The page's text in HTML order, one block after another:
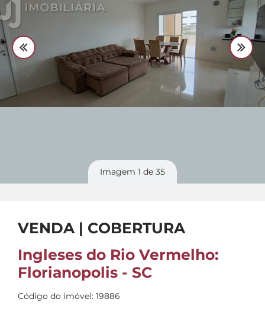
Fale Conosco 48 3364-0079
Divulgue seu imóvel
Imagem 1 de 35
VENDA | COBERTURA
Ingleses do Rio Vermelho:
Florianopolis - SC
Código do imóvel: 19886